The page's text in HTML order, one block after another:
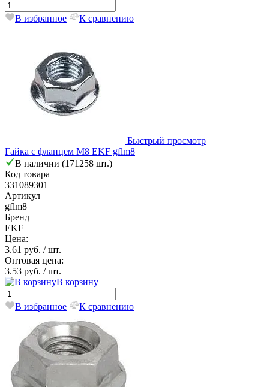
В избранное К сравнению
Быстрый просмотр
Гайка с фланцем М8 EKF gflm8
В наличии (171258 шт.)
Код товара
331089301
Артикул
gflm8
Бренд
EKF
Цена:
3.61 руб. / шт.
Оптовая цена:
3.53 руб. / шт.
В корзину
В избранное К сравнению